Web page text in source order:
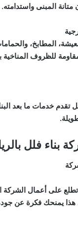
المبنى واستدامته.
المطابخ،
للظروف المناخية
تقدم خدمات ما بعد
على أعمال الشركة
هذا يمنحك فكرة عن